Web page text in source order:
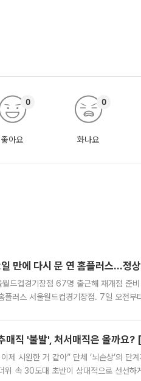
좋아요
0
화나요
0
만에 다시 문 연 홈플러스…정
월드컵경기장점 67명 출근해 재개점 준
플러스 서울월드컵경기장점. 7일 오전
매직 '불발', 처서매직은 올까요?
제 시원한 거 같아” 단체 ‘뇌손상’의
위 속 30도대 초반이 상대적으로 선선하